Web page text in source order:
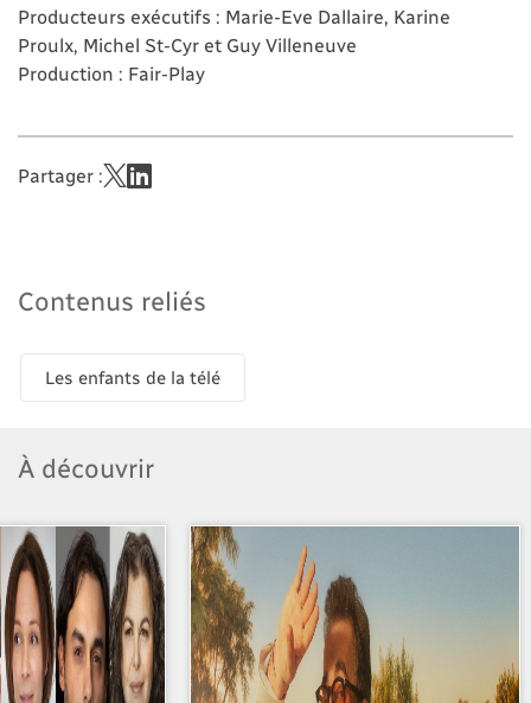
Producteurs exécutifs : Marie-Eve Dallaire, Karine
Proulx, Michel St-Cyr et Guy Villeneuve
Production : Fair-Play
Partager :
Contenus reliés
Les enfants de la télé
À découvrir